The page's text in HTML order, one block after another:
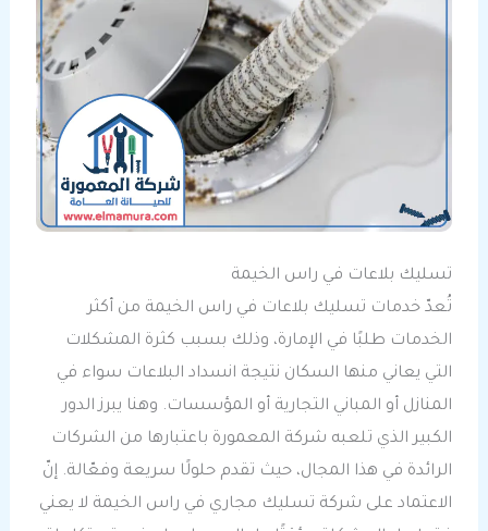
تسليك بلاعات في راس الخيمة
تُعدّ خدمات تسليك بلاعات في راس الخيمة من أكثر
الخدمات طلبًا في الإمارة، وذلك بسبب كثرة المشكلات
التي يعاني منها السكان نتيجة انسداد البلاعات سواء في
المنازل أو المباني التجارية أو المؤسسات. وهنا يبرز الدور
الكبير الذي تلعبه شركة المعمورة باعتبارها من الشركات
الرائدة في هذا المجال، حيث تقدم حلولًا سريعة وفعّالة. إنّ
الاعتماد على شركة تسليك مجاري في راس الخيمة لا يعني